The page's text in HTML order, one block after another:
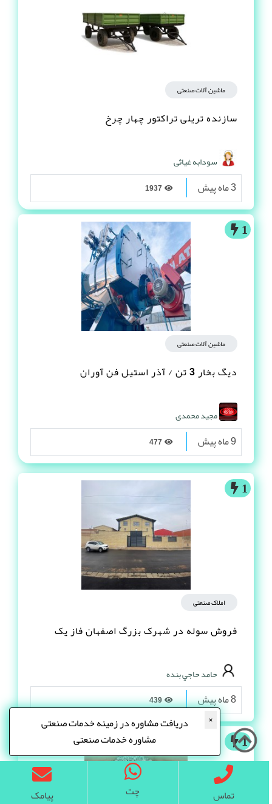
ماشین آلات صنعتی
سازنده تریلی تراکتور چهار چرخ
سودابه غیاثی
3 ماه پیش
1
ماشین آلات صنعتی
دیگ بخار 3 تن / آذر استیل فن آوران
مجید محمدی
9 ماه پیش
تماس چت پیامک
1
املاک صنعتی
فروش سوله در شهرک بزرگ اصفهان فاز یک
حامد حاجي بنده
8 ماه پیش 439
1
×
دریافت مشاوره در زمینه خدمات صنعتی
مشاوره خدمات صنعتی